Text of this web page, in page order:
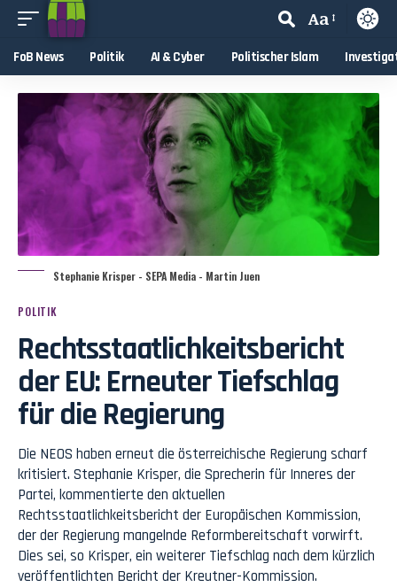
Aa
FoB News Politik AI & Cyber Politischer Islam
Stephanie Krisper - SEPA Media - Martin Juen
POLITIK
Rechtsstaatlichkeitsbericht
der EU: Erneuter Tiefschlag
für die Regierung
Die NEOS haben erneut die österreichische Regierung scharf
kritisiert. Stephanie Krisper, die Sprecherin für Inneres der
Partei, kommentierte den aktuellen
Rechtsstaatlichkeitsbericht der Europäischen Kommission,
der der Regierung mangelnde Reformbereitschaft vorwirft.
Dies sei, so Krisper, ein weiterer Tiefschlag nach dem kürzlich
veröffentlichten Bericht der Kreutner-Kommission.